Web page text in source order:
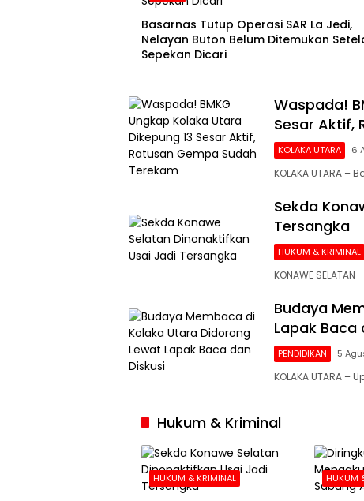
Basarnas Tutup Operasi SAR La Jedi,
Nelayan Buton Belum Ditemukan
Sepekan Dicari
Waspada!
Sesar Aktif,
KOLAKA UTARA 6
KOLAKA UTARA
Sekda
Tersangka
HUKUM & KRIMINAL
KONAWE
Budaya
Lapak Baca
PENDIDIKAN 5
KOLAKA UTARA
Hukum & Kriminal
HUKUM & KRIMINAL HUKUM